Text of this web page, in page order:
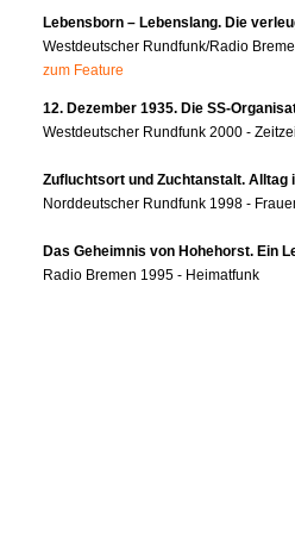
Lebensborn – Lebenslang. Die
Westdeutscher Rundfunk/Radio
zum Feature
12. Dezember 1935. Die SS-
Westdeutscher Rundfunk 2000 -
Zufluchtsort und Zuchtanstalt. Alltag
Norddeutscher Rundfunk 1998 -
Das Geheimnis von Hohehorst. Ein
Radio Bremen 1995 - Heimatfunk